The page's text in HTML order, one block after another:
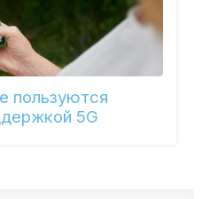
пользуются
5G